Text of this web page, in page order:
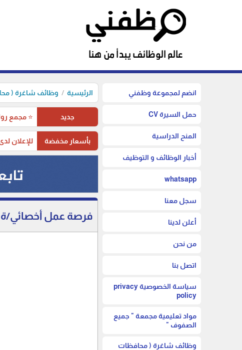
انضم لمجموعة وظفني
حمل السيرة CV
المنح الدراسية
أخبار الوظائف و التوظيف
whatsapp
سجل معنا
أعلن لدينا
من نحن
اتصل بنا
سياسة الخصوصية privacy
policy
مواد تعليمية مجمعة " جميع
الصفوف "
وظائف شاغرة ( محافظات
الرئيسية وظائف شاغرة (
جديد ⭐ مجمع
بأسعار مخفضة للإعلان لدى
فرصة عمل أخصائي/